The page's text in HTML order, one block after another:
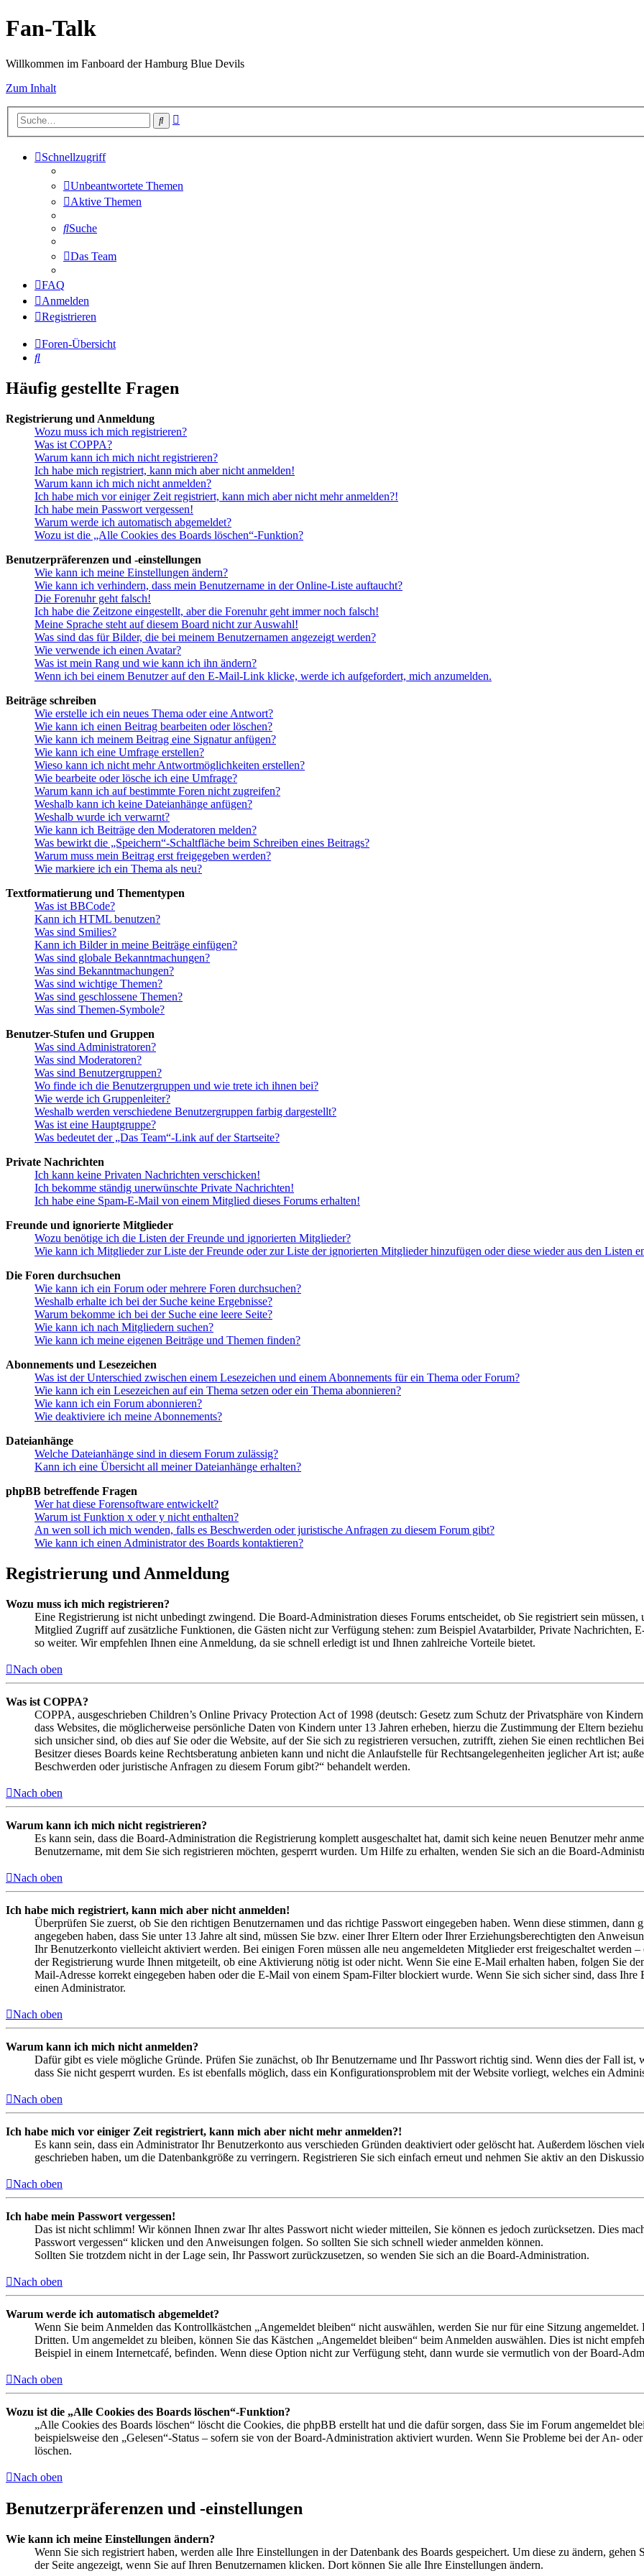
Fan-Talk
Willkommen im Fanboard der Hamburg Blue Devils
Zum Inhalt
Suche
Schnellzugriff
Unbeantwortete Themen
Aktive Themen
Suche
Das Team
FAQ
Anmelden
Registrieren
Foren-Übersicht
Suche
Häufig gestellte Fragen
Registrierung und Anmeldung
Wozu muss ich mich registrieren?
Was ist COPPA?
Warum kann ich mich nicht registrieren?
Ich habe mich registriert, kann mich aber nicht anmelden!
Warum kann ich mich nicht anmelden?
Ich habe mich vor einiger Zeit registriert, kann mich aber nicht mehr anmelden?!
Ich habe mein Passwort vergessen!
Warum werde ich automatisch abgemeldet?
Wozu ist die „Alle Cookies des Boards löschen“-Funktion?
Benutzerpräferenzen und -einstellungen
Wie kann ich meine Einstellungen ändern?
Wie kann ich verhindern, dass mein Benutzername in der Online-Liste auftaucht?
Die Forenuhr geht falsch!
Ich habe die Zeitzone eingestellt, aber die Forenuhr geht immer noch falsch!
Meine Sprache steht auf diesem Board nicht zur Auswahl!
Was sind das für Bilder, die bei meinem Benutzernamen angezeigt werden?
Wie verwende ich einen Avatar?
Was ist mein Rang und wie kann ich ihn ändern?
Wenn ich bei einem Benutzer auf den E-Mail-Link klicke, werde ich aufgefordert, mich anzumelden.
Beiträge schreiben
Wie erstelle ich ein neues Thema oder eine Antwort?
Wie kann ich einen Beitrag bearbeiten oder löschen?
Wie kann ich meinem Beitrag eine Signatur anfügen?
Wie kann ich eine Umfrage erstellen?
Wieso kann ich nicht mehr Antwortmöglichkeiten erstellen?
Wie bearbeite oder lösche ich eine Umfrage?
Warum kann ich auf bestimmte Foren nicht zugreifen?
Weshalb kann ich keine Dateianhänge anfügen?
Weshalb wurde ich verwarnt?
Wie kann ich Beiträge den Moderatoren melden?
Was bewirkt die „Speichern“-Schaltfläche beim Schreiben eines Beitrags?
Warum muss mein Beitrag erst freigegeben werden?
Wie markiere ich ein Thema als neu?
Textformatierung und Thementypen
Was ist BBCode?
Kann ich HTML benutzen?
Was sind Smilies?
Kann ich Bilder in meine Beiträge einfügen?
Was sind globale Bekanntmachungen?
Was sind Bekanntmachungen?
Was sind wichtige Themen?
Was sind geschlossene Themen?
Was sind Themen-Symbole?
Benutzer-Stufen und Gruppen
Was sind Administratoren?
Was sind Moderatoren?
Was sind Benutzergruppen?
Wo finde ich die Benutzergruppen und wie trete ich ihnen bei?
Wie werde ich Gruppenleiter?
Weshalb werden verschiedene Benutzergruppen farbig dargestellt?
Was ist eine Hauptgruppe?
Was bedeutet der „Das Team“-Link auf der Startseite?
Private Nachrichten
Ich kann keine Privaten Nachrichten verschicken!
Ich bekomme ständig unerwünschte Private Nachrichten!
Ich habe eine Spam-E-Mail von einem Mitglied dieses Forums erhalten!
Freunde und ignorierte Mitglieder
Wozu benötige ich die Listen der Freunde und ignorierten Mitglieder?
Wie kann ich Mitglieder zur Liste der Freunde oder zur Liste der ignorierten Mitglieder hinzufügen oder diese wieder aus den Listen
Die Foren durchsuchen
Wie kann ich ein Forum oder mehrere Foren durchsuchen?
Weshalb erhalte ich bei der Suche keine Ergebnisse?
Warum bekomme ich bei der Suche eine leere Seite?
Wie kann ich nach Mitgliedern suchen?
Wie kann ich meine eigenen Beiträge und Themen finden?
Abonnements und Lesezeichen
Was ist der Unterschied zwischen einem Lesezeichen und einem Abonnements für ein Thema oder Forum?
Wie kann ich ein Lesezeichen auf ein Thema setzen oder ein Thema abonnieren?
Wie kann ich ein Forum abonnieren?
Wie deaktiviere ich meine Abonnements?
Dateianhänge
Welche Dateianhänge sind in diesem Forum zulässig?
Kann ich eine Übersicht all meiner Dateianhänge erhalten?
phpBB betreffende Fragen
Wer hat diese Forensoftware entwickelt?
Warum ist Funktion x oder y nicht enthalten?
An wen soll ich mich wenden, falls es Beschwerden oder juristische Anfragen zu diesem Forum gibt?
Wie kann ich einen Administrator des Boards kontaktieren?
Registrierung und Anmeldung
Wozu muss ich mich registrieren?
Eine Registrierung ist nicht unbedingt zwingend. Die Board-Administration dieses Forums entscheidet, ob Sie registriert sein
Mitglied Zugriff auf zusätzliche Funktionen, die Gästen nicht zur Verfügung stehen: zum Beispiel Avatarbilder, Private Nachrichten,
so weiter. Wir empfehlen Ihnen eine Anmeldung, da sie schnell erledigt ist und Ihnen zahlreiche Vorteile bietet.
Nach oben
Was ist COPPA?
COPPA, ausgeschrieben Children’s Online Privacy Protection Act of 1998 (deutsch: Gesetz zum Schutz der Privatsphäre von
dass Websites, die möglicherweise persönliche Daten von Kindern unter 13 Jahren erheben, hierzu die Zustimmung der Eltern
sich unsicher sind, ob dies auf Sie oder die Website, auf der Sie sich zu registrieren versuchen, zutrifft, ziehen Sie einen rechtlichen
Besitzer dieses Boards keine Rechtsberatung anbieten kann und nicht die Anlaufstelle für Rechtsangelegenheiten jeglicher Art ist;
Beschwerden oder juristische Anfragen zu diesem Forum gibt?“ behandelt werden.
Nach oben
Warum kann ich mich nicht registrieren?
Es kann sein, dass die Board-Administration die Registrierung komplett ausgeschaltet hat, damit sich keine neuen Benutzer mehr
Benutzername, mit dem Sie sich registrieren möchten, gesperrt wurden. Um Hilfe zu erhalten, wenden Sie sich an die Board-
Nach oben
Ich habe mich registriert, kann mich aber nicht anmelden!
Überprüfen Sie zuerst, ob Sie den richtigen Benutzernamen und das richtige Passwort eingegeben haben. Wenn diese stimmen, dann
angegeben haben, dass Sie unter 13 Jahre alt sind, müssen Sie bzw. einer Ihrer Eltern oder Ihrer Erziehungsberechtigten den
Ihr Benutzerkonto vielleicht aktiviert werden. Bei einigen Foren müssen alle neu angemeldeten Mitglieder erst freigeschaltet werden
der Registrierung wurde Ihnen mitgeteilt, ob eine Aktivierung nötig ist oder nicht. Wenn Sie eine E-Mail erhalten haben, folgen Sie
Mail-Adresse korrekt eingegeben haben oder die E-Mail von einem Spam-Filter blockiert wurde. Wenn Sie sich sicher sind, dass
einen Administrator.
Nach oben
Warum kann ich mich nicht anmelden?
Dafür gibt es viele mögliche Gründe. Prüfen Sie zunächst, ob Ihr Benutzername und Ihr Passwort richtig sind. Wenn dies der Fall ist,
dass Sie nicht gesperrt wurden. Es ist ebenfalls möglich, dass ein Konfigurationsproblem mit der Website vorliegt, welches ein
Nach oben
Ich habe mich vor einiger Zeit registriert, kann mich aber nicht mehr anmelden?!
Es kann sein, dass ein Administrator Ihr Benutzerkonto aus verschieden Gründen deaktiviert oder gelöscht hat. Außerdem löschen
geschrieben haben, um die Datenbankgröße zu verringern. Registrieren Sie sich einfach erneut und nehmen Sie aktiv an den
Nach oben
Ich habe mein Passwort vergessen!
Das ist nicht schlimm! Wir können Ihnen zwar Ihr altes Passwort nicht wieder mitteilen, Sie können es jedoch zurücksetzen. Dies
Passwort vergessen“ klicken und den Anweisungen folgen. So sollten Sie sich schnell wieder anmelden können.
Sollten Sie trotzdem nicht in der Lage sein, Ihr Passwort zurückzusetzen, so wenden Sie sich an die Board-Administration.
Nach oben
Warum werde ich automatisch abgemeldet?
Wenn Sie beim Anmelden das Kontrollkästchen „Angemeldet bleiben“ nicht auswählen, werden Sie nur für eine Sitzung
Dritten. Um angemeldet zu bleiben, können Sie das Kästchen „Angemeldet bleiben“ beim Anmelden auswählen. Dies ist nicht
Beispiel in einem Internetcafé, befinden. Wenn diese Option nicht zur Verfügung steht, dann wurde sie vermutlich von der Board-
Nach oben
Wozu ist die „Alle Cookies des Boards löschen“-Funktion?
„Alle Cookies des Boards löschen“ löscht die Cookies, die phpBB erstellt hat und die dafür sorgen, dass Sie im Forum angemeldet
beispielsweise den „Gelesen“-Status – sofern sie von der Board-Administration aktiviert wurden. Wenn Sie Probleme bei der An-
löschen.
Nach oben
Benutzerpräferenzen und -einstellungen
Wie kann ich meine Einstellungen ändern?
Wenn Sie sich registriert haben, werden alle Ihre Einstellungen in der Datenbank des Boards gespeichert. Um diese zu ändern,
der Seite angezeigt, wenn Sie auf Ihren Benutzernamen klicken. Dort können Sie alle Ihre Einstellungen ändern.